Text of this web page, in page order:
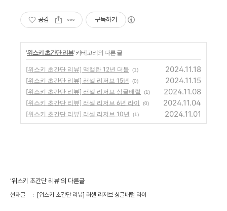
공감 구독하기
'위스키 초간단 리뷰' 카테고리의 다른 글
[위스키 초간단 리뷰] 맥캘란 12년 더블 (1) 2024.11.18
[위스키 초간단 리뷰] 러셀 리저브 15년 (0) 2024.11.15
[위스키 초간단 리뷰] 러셀 리저브 싱글배럴 (1) 2024.11.08
[위스키 초간단 리뷰] 러셀 리저브 6년 라이 (0) 2024.11.04
[위스키 초간단 리뷰] 러셀 리저브 10년 (1) 2024.11.01
'위스키 초간단 리뷰'의 다른글
현재글 [위스키 초간단 리뷰] 러셀 리저브 싱글배럴 라이